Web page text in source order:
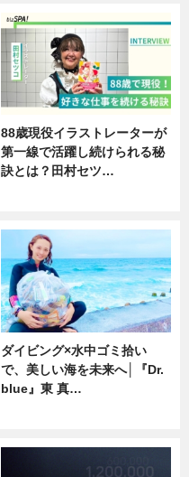
88歳現役イラストレーターが
第一線で活躍し続けられる秘
訣とは？田村セツ…
ダイビング×水中ゴミ拾い
で、美しい海を未来へ│『Dr.
blue』東 真…